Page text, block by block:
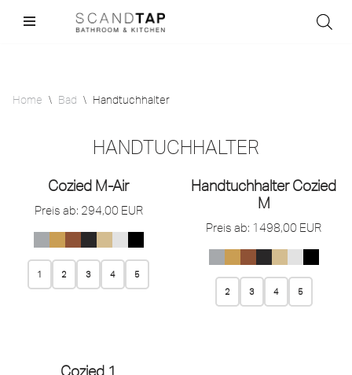
Home \ Bad \ Handtuchhalter
HANDTUCHHALTER
Cozied M-Air
Preis ab: 294,00 EUR
1 2 3 4 5
Handtuchhalter Cozied
M
Preis ab: 1498,00 EUR
2 3 4 5
Cozied 1